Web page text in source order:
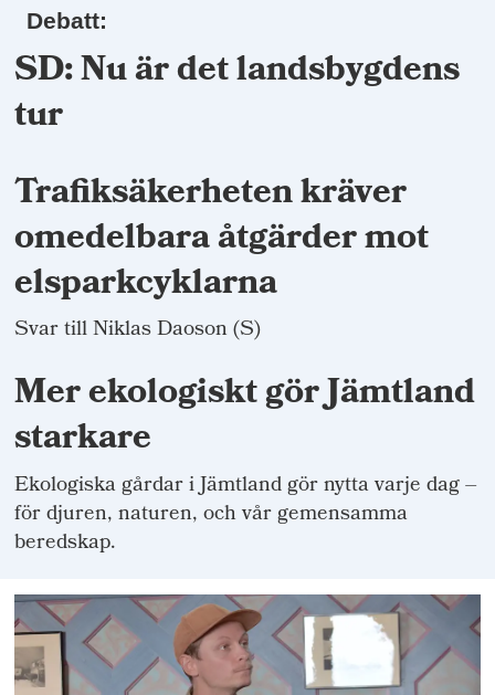
Debatt:
SD: Nu är det landsbygdens
tur
Trafiksäkerheten kräver
omedelbara åtgärder mot
elsparkcyklarna
Svar till Niklas Daoson (S)
Mer ekologiskt gör Jämtland
starkare
Ekologiska gårdar i Jämtland gör nytta varje dag –
för djuren, naturen, och vår gemensamma
beredskap.